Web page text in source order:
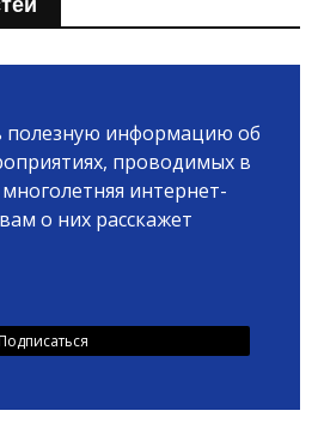
полезную информацию об
проводимых в
интернет-
о них расскажет